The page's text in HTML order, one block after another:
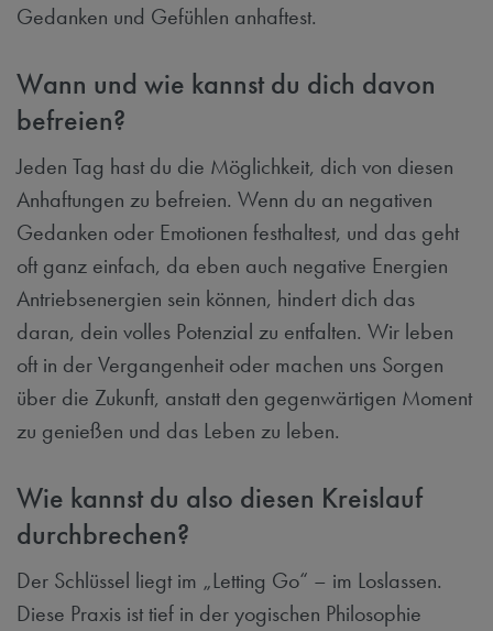
Gedanken und Gefühlen anhaftest.
Wann und wie kannst du dich davon
befreien?
Jeden Tag hast du die Möglichkeit, dich von diesen
Anhaftungen zu befreien. Wenn du an negativen
Gedanken oder Emotionen festhaltest, und das geht
oft ganz einfach, da eben auch negative Energien
Antriebsenergien sein können, hindert dich das
daran, dein volles Potenzial zu entfalten. Wir leben
oft in der Vergangenheit oder machen uns Sorgen
über die Zukunft, anstatt den gegenwärtigen Moment
zu genießen und das Leben zu leben.
Wie kannst du also diesen Kreislauf
durchbrechen?
Der Schlüssel liegt im „Letting Go“ – im Loslassen.
Diese Praxis ist tief in der yogischen Philosophie